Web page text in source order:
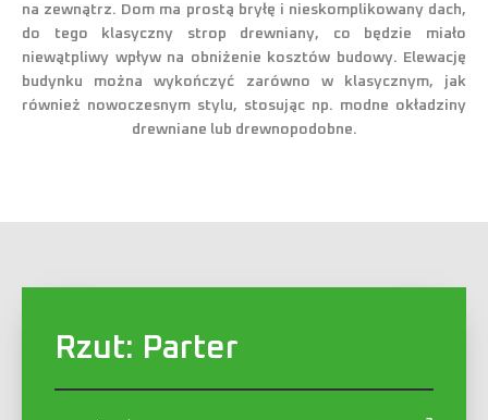
na zewnątrz. Dom ma prostą bryłę i nieskomplikowany dach,
do tego klasyczny strop drewniany, co będzie miało
niewątpliwy wpływ na obniżenie kosztów budowy. Elewację
budynku można wykończyć zarówno w klasycznym, jak
również nowoczesnym stylu, stosując np. modne okładziny
drewniane lub drewnopodobne.
Rzut: Parter